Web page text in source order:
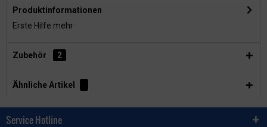
Produktinformationen
Erste Hilfe mehr
Zubehör 2
Ähnliche Artikel
Service Hotline